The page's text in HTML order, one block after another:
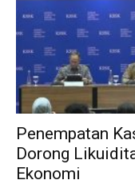
Penempatan
Dorong
Ekonomi